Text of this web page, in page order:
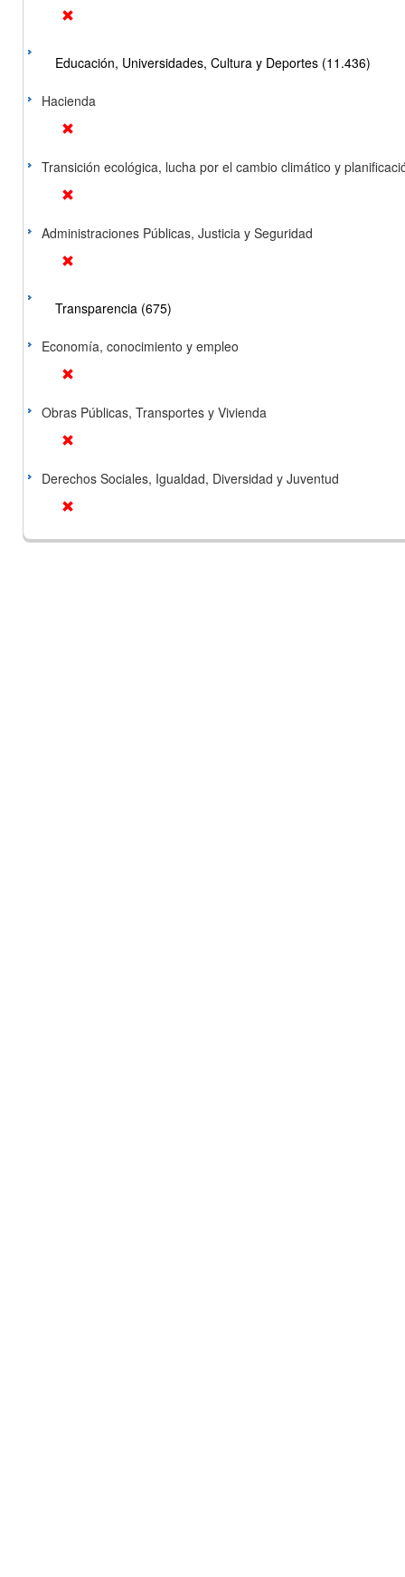
Educación, Universidades, Cultura y Deportes (11.436)
Hacienda
Transición ecológica, lucha por el cambio climático y
Administraciones Públicas, Justicia y Seguridad
Transparencia (675)
Economía, conocimiento y empleo
Obras Públicas, Transportes y Vivienda
Derechos Sociales, Igualdad, Diversidad y Juventud